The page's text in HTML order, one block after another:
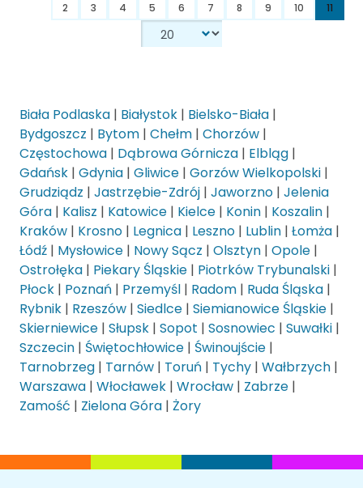
2 3 4 5 6 7 8 9 10 11
Biała Podlaska | Białystok | Bielsko-Biała |
Bydgoszcz | Bytom | Chełm | Chorzów |
Częstochowa | Dąbrowa Górnicza | Elbląg |
Gdańsk | Gdynia | Gliwice | Gorzów Wielkopolski |
Grudziądz | Jastrzębie-Zdrój | Jaworzno | Jelenia
Góra | Kalisz | Katowice | Kielce | Konin | Koszalin |
Kraków | Krosno | Legnica | Leszno | Lublin | Łomża |
Łódź | Mysłowice | Nowy Sącz | Olsztyn | Opole |
Ostrołęka | Piekary Śląskie | Piotrków Trybunalski |
Płock | Poznań | Przemyśl | Radom | Ruda Śląska |
Rybnik | Rzeszów | Siedlce | Siemianowice Śląskie |
Skierniewice | Słupsk | Sopot | Sosnowiec | Suwałki |
Szczecin | Świętochłowice | Świnoujście |
Tarnobrzeg | Tarnów | Toruń | Tychy | Wałbrzych |
Warszawa | Włocławek | Wrocław | Zabrze |
Zamość | Zielona Góra | Żory